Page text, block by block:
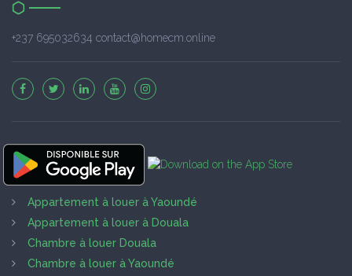
+237 695032634 contact@homecm.online
Appartement à louer à Yaoundé
Appartement à louer à Douala
Chambre à louer Douala
Chambre à louer à Yaoundé